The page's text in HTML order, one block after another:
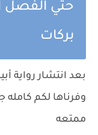
حتي الفصل
بركات
بعد انتشار رواية
وفرناها لكم
ممتعه